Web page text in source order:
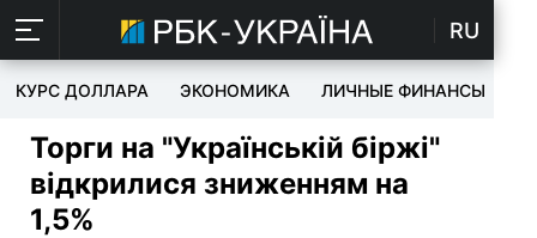
RU
КУРС ДОЛЛАРА ЭКОНОМИКА ЛИЧНЫЕ ФИНАНСЫ
Торги на "Українській біржі"
відкрилися зниженням на
1,5%